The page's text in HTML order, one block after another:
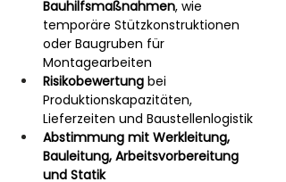
Bauhilfsmaßnahmen, wie
temporäre Stützkonstruktionen
oder Baugruben für
Montagearbeiten
Risikobewertung bei
Produktionskapazitäten,
Lieferzeiten und Baustellenlogistik
Abstimmung mit Werkleitung,
Bauleitung, Arbeitsvorbereitung
und Statik